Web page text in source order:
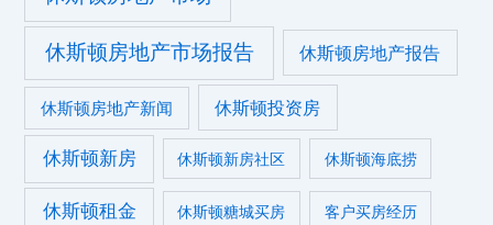
休斯顿房地产市场报告 休斯顿房地产报告
休斯顿房地产新闻 休斯顿投资房
休斯顿新房 休斯顿新房社区 休斯顿海底捞
休斯顿租金 休斯顿糖城买房 客户买房经历